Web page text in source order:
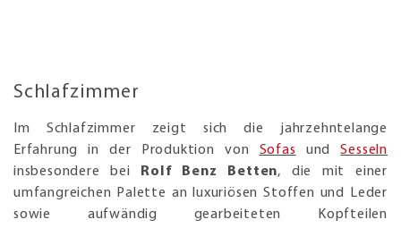
Schlafzimmer
Im Schlafzimmer zeigt sich die jahrzehntelange
Erfahrung in der Produktion von Sofas undSesseln
insbesondere bei Rolf Benz Betten, die mit einer
umfangreichen Palette an luxuriösen Stoffen und Leder
sowie aufwändig gearbeiteten Kopfteilen